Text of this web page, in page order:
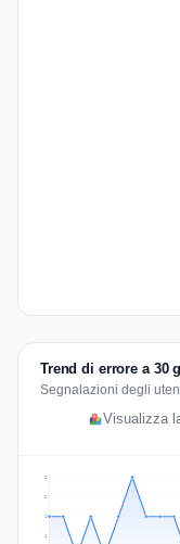
Trend di errore a 30
Segnalazioni degli
Visualizza
1
1
2
2